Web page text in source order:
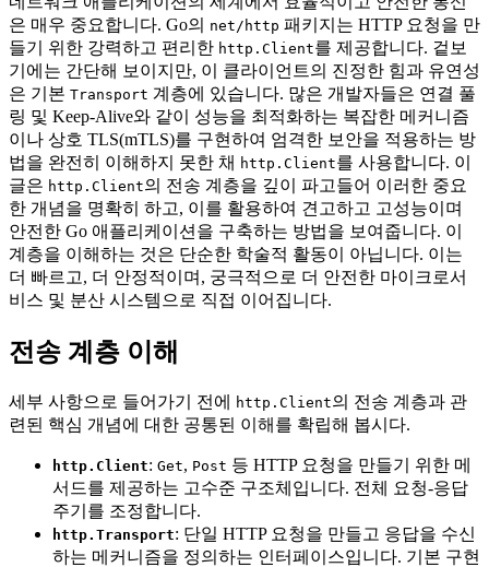
은 매우 중요합니다. Go의 net/http 패키지는 HTTP 요청을 만
들기 위한 강력하고 편리한 http.Client를 제공합니다. 겉보
기에는 간단해 보이지만, 이 클라이언트의 진정한 힘과 유연성
은 기본 Transport 계층에 있습니다. 많은 개발자들은 연결 풀
링 및 Keep-Alive와 같이 성능을 최적화하는 복잡한 메커니즘
이나 상호 TLS(mTLS)를 구현하여 엄격한 보안을 적용하는 방
법을 완전히 이해하지 못한 채 http.Client를 사용합니다. 이
글은 http.Client의 전송 계층을 깊이 파고들어 이러한 중요
한 개념을 명확히 하고, 이를 활용하여 견고하고 고성능이며
안전한 Go 애플리케이션을 구축하는 방법을 보여줍니다. 이
계층을 이해하는 것은 단순한 학술적 활동이 아닙니다. 이는
더 빠르고, 더 안정적이며, 궁극적으로 더 안전한 마이크로서
비스 및 분산 시스템으로 직접 이어집니다.
전송 계층 이해
세부 사항으로 들어가기 전에 http.Client의 전송 계층과 관
련된 핵심 개념에 대한 공통된 이해를 확립해 봅시다.
http.Client: Get, Post 등 HTTP 요청을 만들기 위한 메
서드를 제공하는 고수준 구조체입니다. 전체 요청-응답
주기를 조정합니다.
http.Transport: 단일 HTTP 요청을 만들고 응답을 수신
하는 메커니즘을 정의하는 인터페이스입니다. 기본 구현